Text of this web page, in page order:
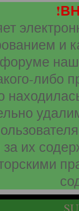
и
либо
за их